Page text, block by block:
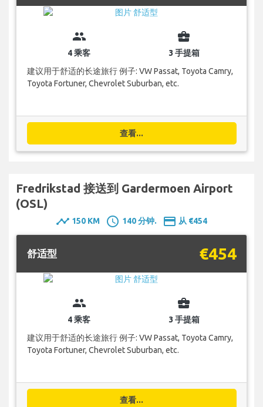
group
4 乘客
business_center
3 手提箱
建议用于舒适的长途旅行 例子: VW Passat, Toyota Camry,
Toyota Fortuner, Chevrolet Suburban, etc.
查看...
Fredrikstad 接送到 Gardermoen Airport
(OSL)
timeline 150 KM schedule 140 分钟. payment 从 €454
舒适型 €454
group
4 乘客
business_center
3 手提箱
建议用于舒适的长途旅行 例子: VW Passat, Toyota Camry,
Toyota Fortuner, Chevrolet Suburban, etc.
查看...